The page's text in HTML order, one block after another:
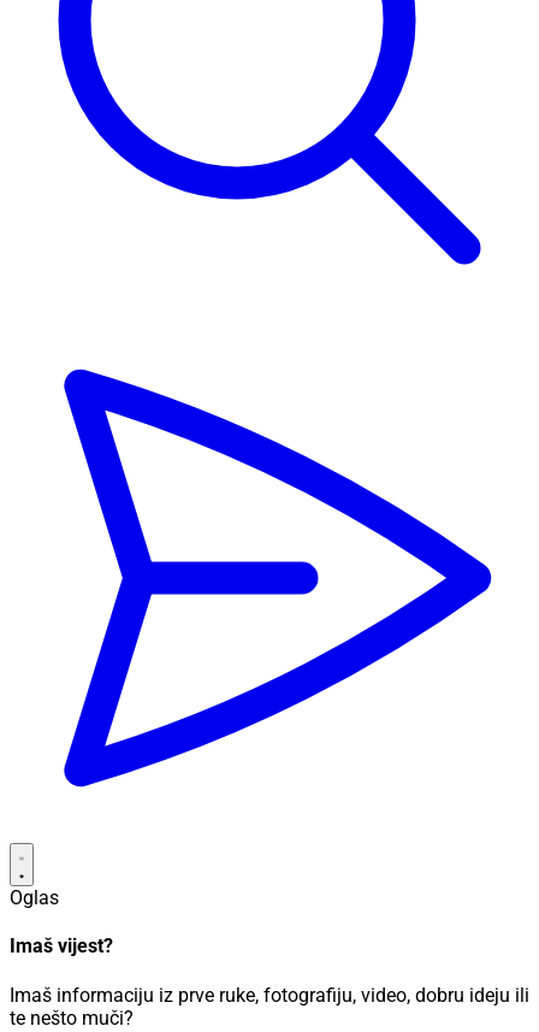
Oglas
Imaš vijest?
Imaš informaciju iz prve ruke, fotografiju, video, dobru ideju ili
te nešto muči?